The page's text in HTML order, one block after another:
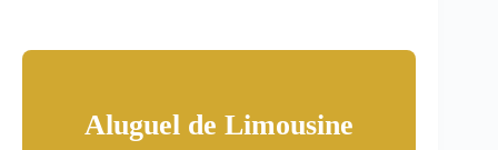
Aluguel de Limousine